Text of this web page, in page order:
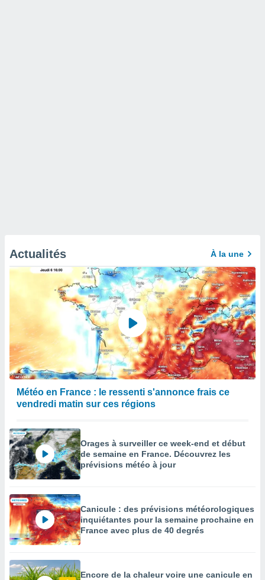
Actualités À la une
Météo en France : le ressenti s'annonce frais ce
vendredi matin sur ces régions
Orages à surveiller ce week-end et début
de semaine en France. Découvrez les
prévisions météo à jour
Canicule : des prévisions météorologiques
inquiétantes pour la semaine prochaine en
France avec plus de 40 degrés
Encore de la chaleur voire une canicule en